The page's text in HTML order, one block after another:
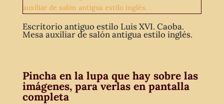
Escritorio antiguo estilo Luis XVI. Caoba.
Mesa auxiliar de salón antigua estilo inglés.
Pincha en la lupa que hay sobre las
imágenes, para verlas en pantalla
completa